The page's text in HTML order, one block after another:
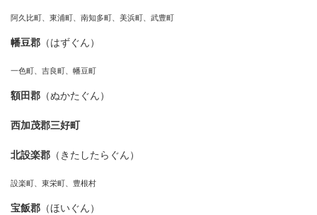
阿久比町、東浦町、南知多町、美浜町、武豊町
幡豆郡 （はずぐん）
一色町、吉良町、幡豆町
額田郡 （ぬかたぐん）
西加茂郡三好町
北設楽郡 （きたしたらぐん）
設楽町、東栄町、豊根村
宝飯郡 （ほいぐん）